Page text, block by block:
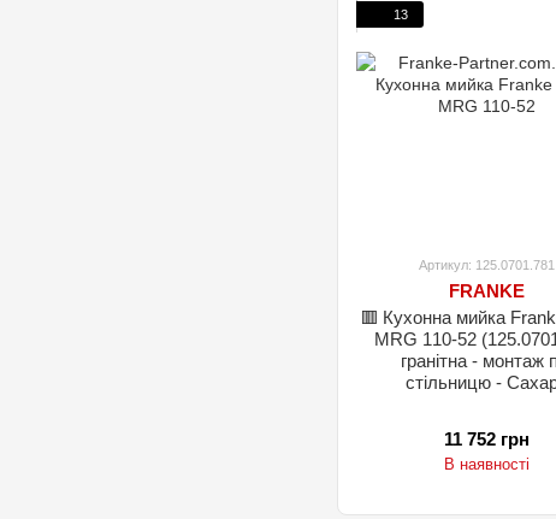
13
Артикул: 125.0701.781
FRANKE
🟥 Кухонна мийка
MRG 110-52
гранітна - монтаж
стільницю -
11 752 грн
В наявності